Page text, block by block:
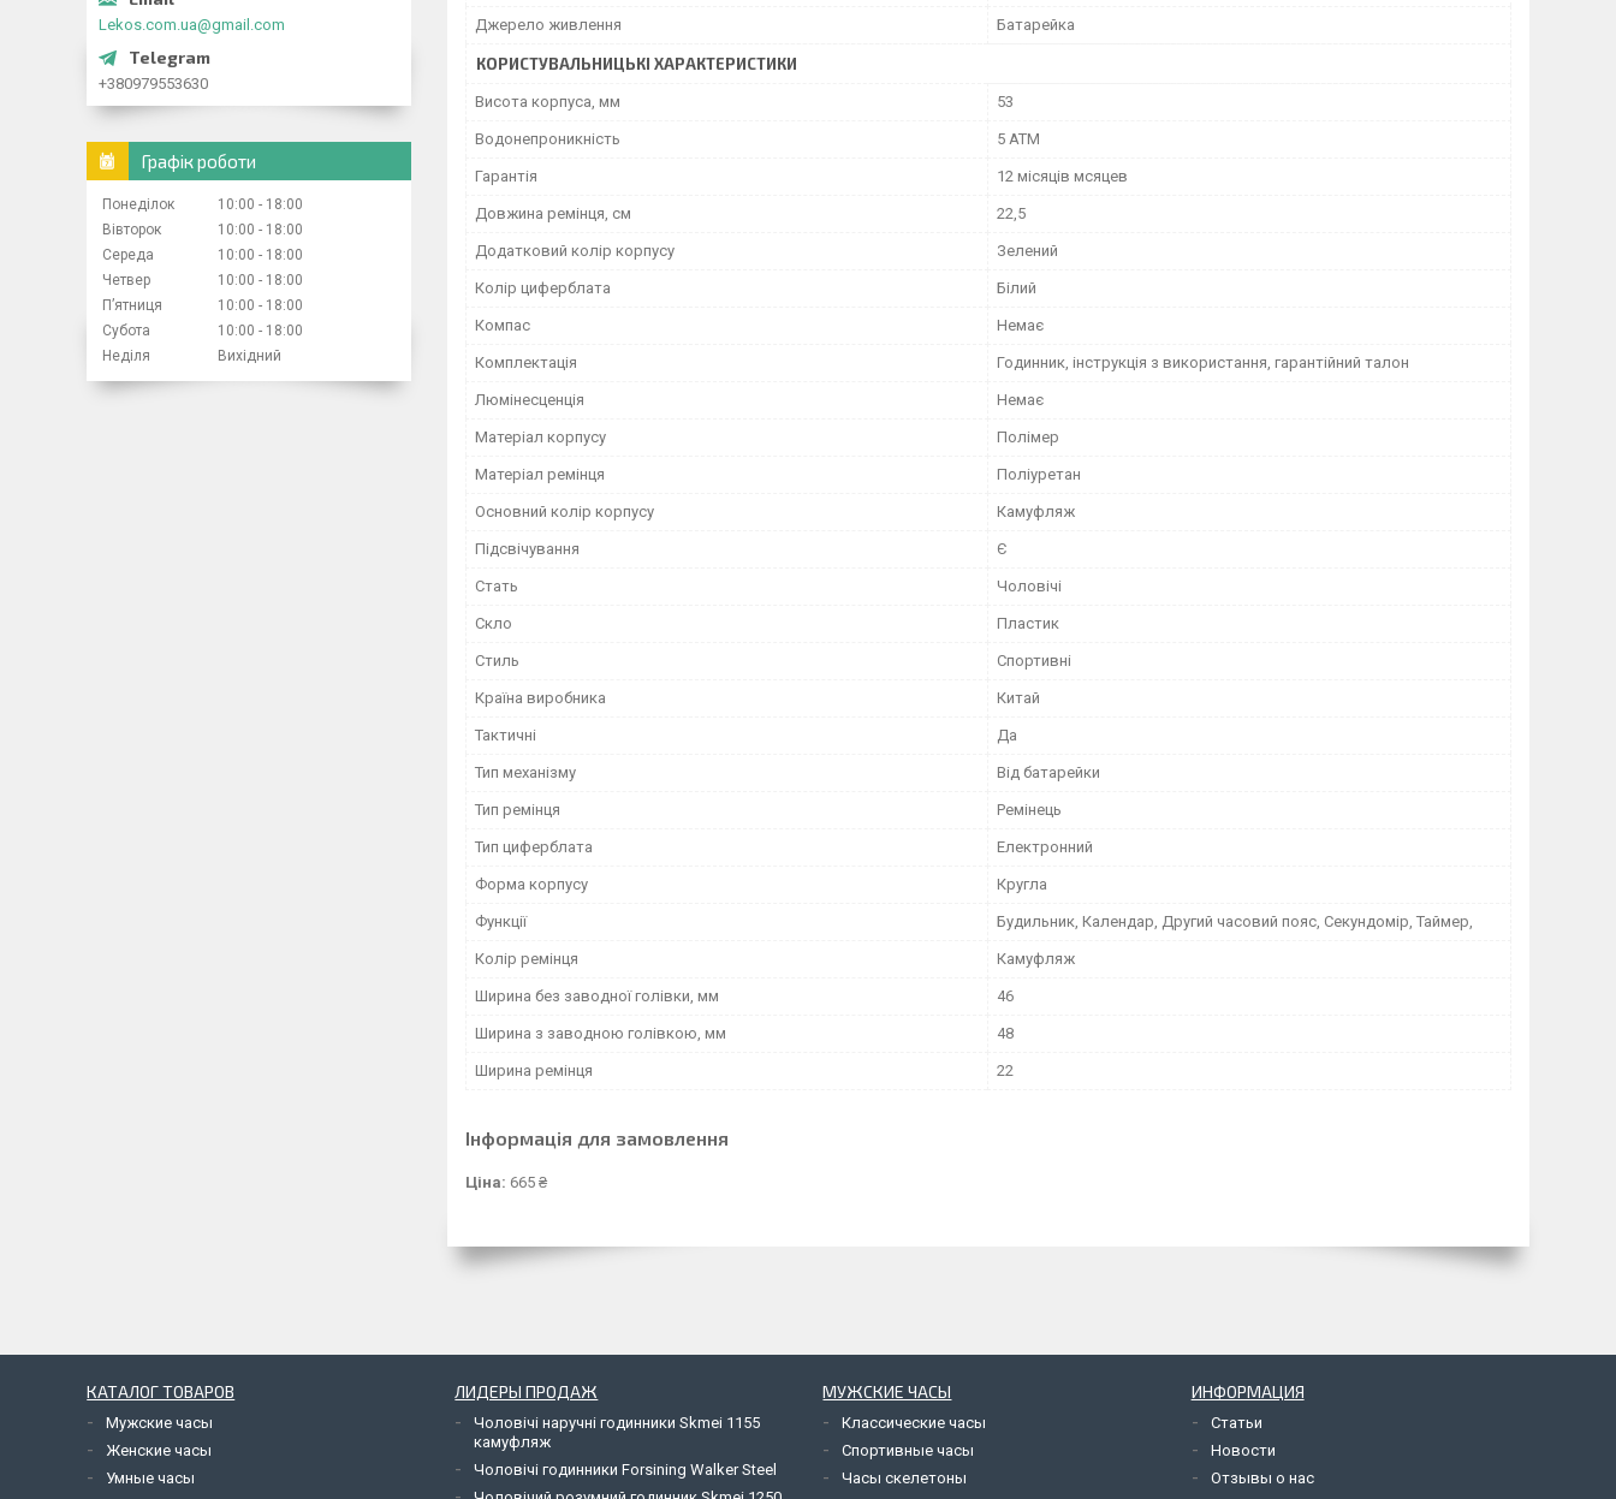
Джерело живлення Батарейка
КОРИСТУВАЛЬНИЦЬКІ ХАРАКТЕРИСТИКИ
Висота корпуса, мм 53
Водонепроникність 5 ATM
Гарантія 12 місяців мсяцев
Довжина ремінця, см 22,5
Додатковий колір корпусу Зелений
Колір циферблата Білий
Компас Немає
Комплектація Годинник, інструкція з використання, гарантійний талон
Люмінесценція Немає
Матеріал корпусу Полімер
Матеріал ремінця Поліуретан
Основний колір корпусу Камуфляж
Підсвічування Є
Стать Чоловічі
Скло Пластик
Стиль Спортивні
Країна виробника Китай
Тактичні Да
Тип механізму Від батарейки
Тип ремінця Ремінець
Тип циферблата Електронний
Форма корпусу Кругла
Функції Будильник, Календар, Другий часовий пояс, Секундомір, Таймер,
Колір ремінця Камуфляж
Ширина без заводної голівки, мм 46
Ширина з заводною голівкою, мм 48
Ширина ремінця 22
Інформація для замовлення
Ціна: 665 ₴
Lekos.com.ua@gmail.com
+380979553630
Графік роботи
Понеділок 10:00
18:00
Вівторок
10:00
18:00
Середа
10:00
18:00
Четвер
10:00
18:00
Пʼятниця
10:00
18:00
Субота
10:00
18:00
Неділя
Вихідний
КАТАЛОГ ТОВАРОВ
Мужские часы
Женские часы
Умные часы
ЛИДЕРЫ ПРОДАЖ
Чоловічі наручні годинники Skmei 1155
камуфляж
Чоловічі годинники Forsining Walker Steel
МУЖСКИЕ ЧАСЫ
Классические часы
Спортивные часы
Часы скелетоны
ИНФОРМАЦИЯ
Статьи
Новости
Отзывы о нас